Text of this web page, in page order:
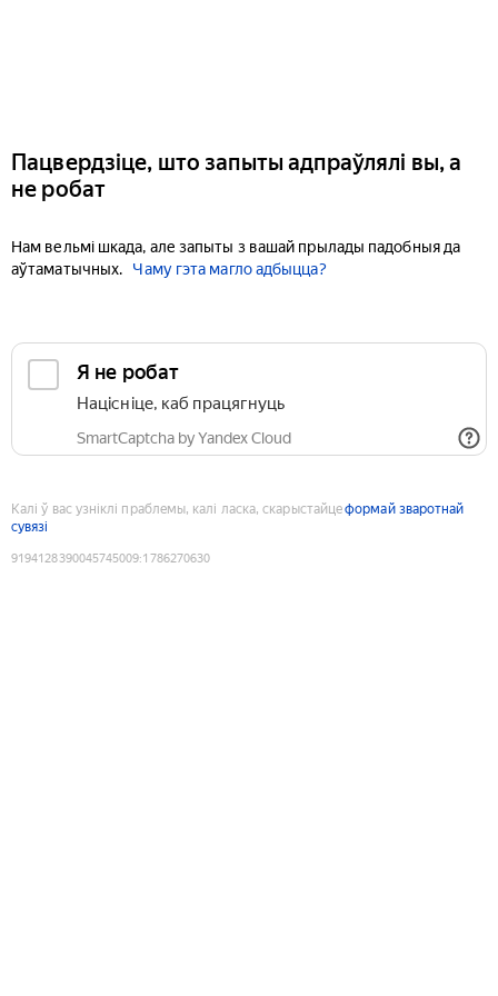
Пацвердзіце, што запыты адпраўлялі вы, а
не робат
Нам вельмі шкада, але запыты з вашай прылады падобныя да
аўтаматычных.
Чаму гэта магло адбыцца?
Я не робат
Націсніце, каб працягнуць
SmartCaptcha by Yandex Cloud
Калі ў вас узніклі праблемы, калі ласка, скарыстайцеформай зваротнай
сувязі
9194128390045745009:1786270630